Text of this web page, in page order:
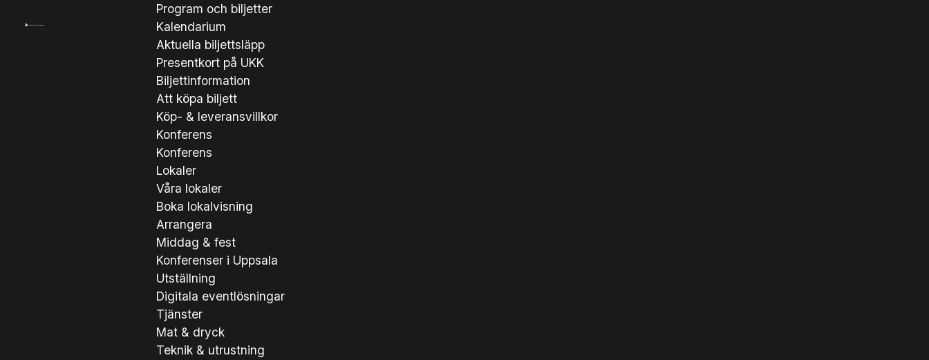
Program och biljetter
Kalendarium
Aktuella biljettsläpp
Presentkort på UKK
Biljettinformation
Att köpa biljett
Köp- & leveransvillkor
Konferens
Konferens
Lokaler
Våra lokaler
Boka lokalvisning
Arrangera
Middag & fest
Konferenser i Uppsala
Utställning
Digitala eventlösningar
Tjänster
Mat & dryck
Teknik & utrustning